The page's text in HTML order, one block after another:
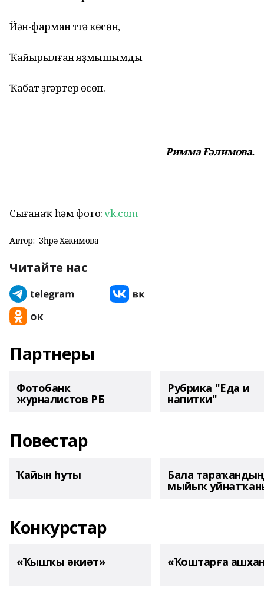
Йән-фарман түгә көсөн,
Ҡайырылған яҙмышымды
Ҡабат үҙгәртер өсөн.
Римма Ғәлимова.
Сығанаҡ һәм фото:vk.com
Автор: Зөһрә Хәкимова
Читайте нас
Партнеры
Фотобанк
журналистов РБ
Рубрика "Еда и
напитки"
Повестар
Ҡайын һуты Бала тараҡандың
мыйыҡ
Конкурстар
«Ҡышҡы әкиәт» «Ҡоштарға